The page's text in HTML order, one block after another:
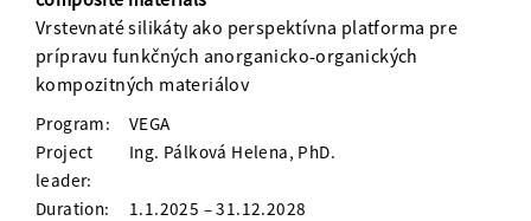
Vrstevnaté silikáty ako perspektívna platforma pre
prípravu funkčných anorganicko-organických
kompozitných materiálov
Program:
VEGA
Project
leader:
Ing. Pálková Helena, PhD.
Duration: 1.1.2025 – 31.12.2028